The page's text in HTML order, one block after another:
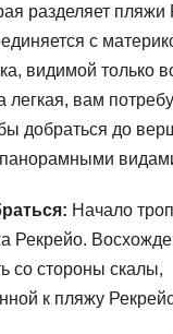
разделяет пляжи
с
видимой только
легкая, вам
добраться до
панорамными
Начало
Рекрейо.
со стороны скалы,
к пляжу